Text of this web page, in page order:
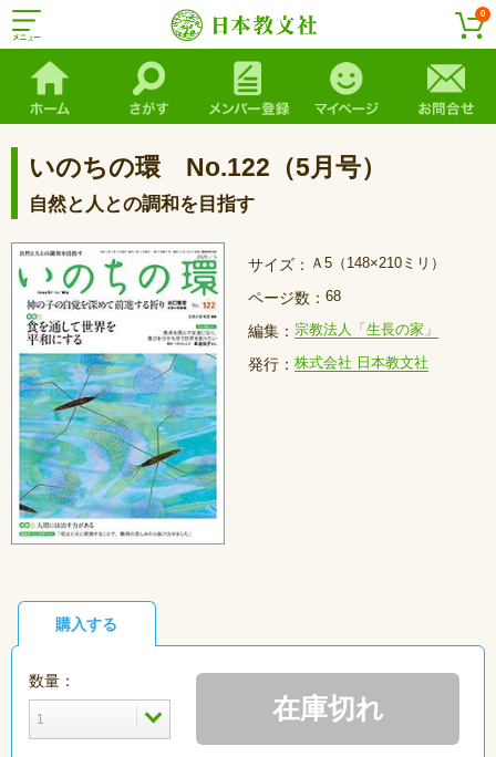
0
いのちの環 No.122（5月号）
自然と人との調和を目指す
サイズ： Ａ5（148×210ミリ）
ページ数： 68
編集： 宗教法人「生長の家」
発行： 株式会社 日本教文社
購入する
数量：
在庫切れ